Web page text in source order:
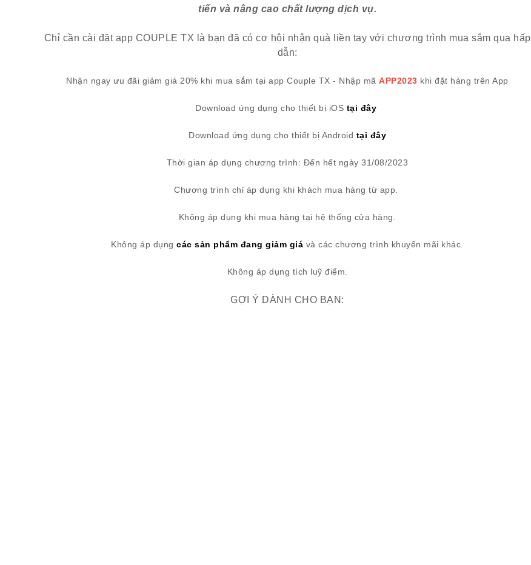
tiến và nâng cao chất lượng dịch vụ.
Chỉ cần cài đặt app COUPLE TX là bạn đã có cơ hội nhận quà liền tay với chương trình mua sắm qua hấp
dẫn:
Nhận ngay ưu đãi giảm giá 20% khi mua sắm tại app Couple TX - Nhập mãAPP2023 khi đặt hàng trên App
Download ứng dụng cho thiết bị iOS tại đây
Download ứng dụng cho thiết bị Android tại đây
Thời gian áp dụng chương trình: Đến hết ngày 31/08/2023
Chương trình chỉ áp dụng khi khách mua hàng từ app.
Không áp dụng khi mua hàng tại hệ thống cửa hàng.
Không áp dụngcác sản phẩm đang giảm giá và các chương trình khuyến mãi khác.
Không áp dụng tích luỹ điểm.
GỢI Ý DÀNH CHO BẠN: